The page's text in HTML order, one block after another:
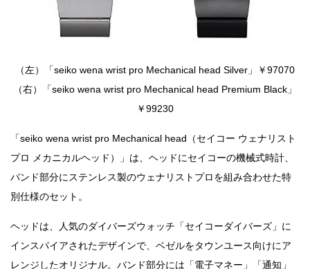
（左）「seiko wena wrist pro Mechanical head Silver」￥97070
（右）「seiko wena wrist pro Mechanical head Premium Black」
￥99230
「seiko wena wrist pro Mechanical head（セイコー ウェナリスト
プロ メカニカルヘッド）」は、ヘッドにセイコーの機械式時計、
バンド部分にステンレス製のウェナリストプロを組み合わせた特
別仕様のセット。
ヘッドは、人気のダイバーズウォッチ「セイコーダイバーズ」に
インスパイアされたデザインで、ベゼルをタウンユース向けにア
レンジしたオリジナル。バンド部分には「電子マネー」「通知」